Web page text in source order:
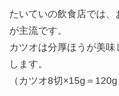
たいていの飲食店では
が主流です。
カツオは分厚ほうが美
します。
（カツオ8切×15g＝120g